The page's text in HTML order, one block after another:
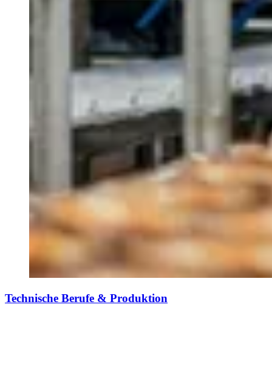
Technische Berufe & Produktion